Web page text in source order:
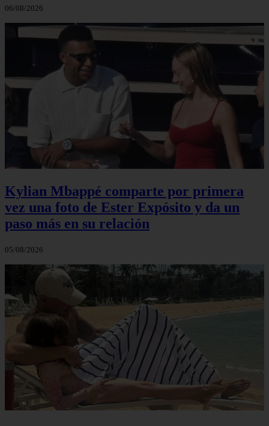
06/08/2026
Kylian Mbappé comparte por primera
vez una foto de Ester Expósito y da un
paso más en su relación
05/08/2026